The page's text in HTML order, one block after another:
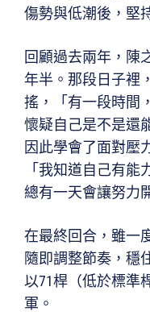
傷勢與低潮後，堅
回顧過去兩年，陳
年半。那段日子裡
搖，「有一段時間
懷疑自己是不是還
因此學會了面對壓
「我知道自己有能
總有一天會讓努力
在最終回合，雖一
隨即調整節奏，穩
以71桿（低於標準
軍。